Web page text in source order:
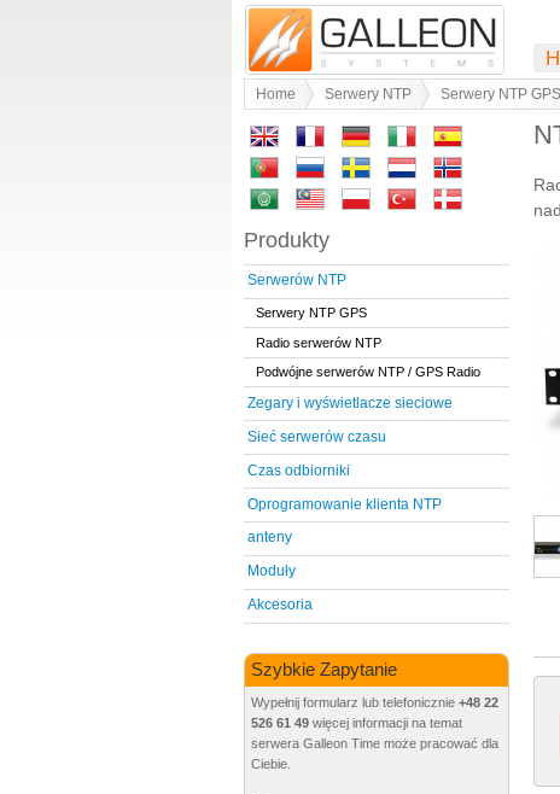
Home Serwery NTP Serwery NTP GPS
Produkty
Serwerów NTP
Serwery NTP GPS
Radio serwerów NTP
Podwójne serwerów NTP / GPS Radio
Zegary i wyświetlacze sieciowe
Sieć serwerów czasu
Czas odbiorniki
Oprogramowanie klienta NTP
anteny
Moduły
Akcesoria
Szybkie Zapytanie
Wypełnij formularz lub telefonicznie +48 22
526 61 49 więcej informacji na temat
serwera Galleon Time może pracować dla
Ciebie.